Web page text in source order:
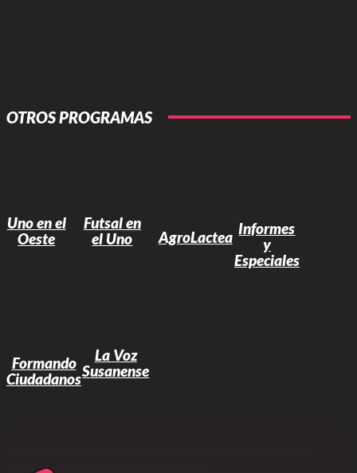
OTROS PROGRAMAS
Uno en el
Oeste
Futsal en
el Uno
AgroLactea Informes
y
Especiales
Formando
Ciudadanos
La Voz
Susanense